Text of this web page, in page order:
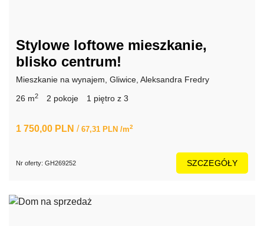
Stylowe loftowe mieszkanie,
blisko centrum!
Mieszkanie na wynajem, Gliwice, Aleksandra Fredry
26 m2 2 pokoje 1 piętro z 3
1 750,00 PLN / 67,31 PLN /m2
Nr oferty: GH269252 SZCZEGÓŁY